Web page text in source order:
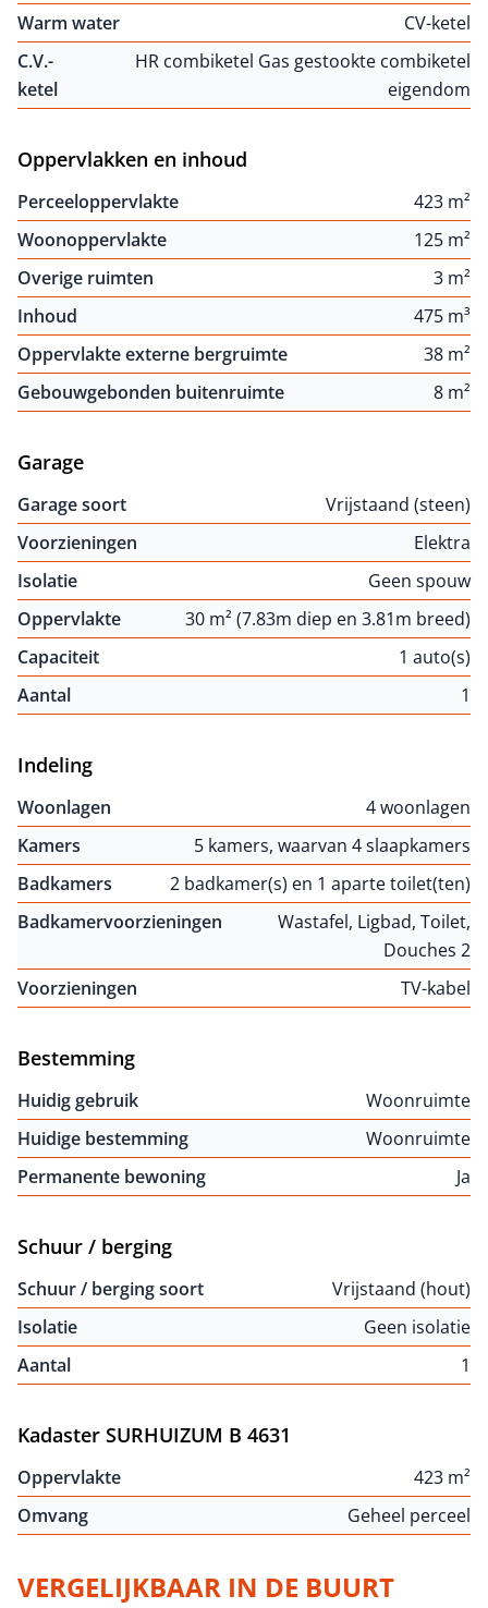
Warm water
CV-ketel
C.V.-
ketel
HR combiketel Gas gestookte combiketel
eigendom
Oppervlakken en inhoud
Perceeloppervlakte
423 m²
Woonoppervlakte
125 m²
Overige ruimten
3 m²
Inhoud
475 m³
Oppervlakte externe bergruimte
38 m²
Gebouwgebonden buitenruimte
8 m²
Garage
Garage soort
Vrijstaand (steen)
Voorzieningen
Elektra
Isolatie
Geen spouw
Oppervlakte
30 m² (7.83m diep en 3.81m breed)
Capaciteit
1 auto(s)
Aantal
1
Indeling
Woonlagen
4 woonlagen
Kamers
5 kamers, waarvan 4 slaapkamers
Badkamers
2 badkamer(s) en 1 aparte toilet(ten)
Badkamervoorzieningen
Wastafel, Ligbad, Toilet,
Douches 2
Voorzieningen
TV-kabel
Bestemming
Huidig gebruik
Woonruimte
Huidige bestemming
Woonruimte
Permanente bewoning
Ja
Schuur / berging
Schuur / berging soort
Vrijstaand (hout)
Isolatie
Geen isolatie
Aantal
1
Kadaster SURHUIZUM B 4631
Oppervlakte
423 m²
Omvang
Geheel perceel
VERGELIJKBAAR IN DE BUURT